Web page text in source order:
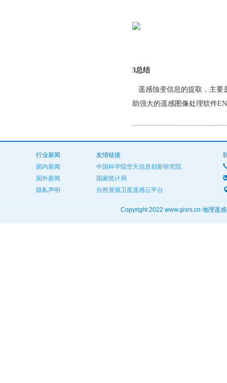
3总结
遥感蚀变信息的提取，主要
助强大的遥感图像处理软件
行业新闻
国内新闻
国外新闻
隐私声明
友情链接
中国科学院空天信息创新研究院
国家统计局
自然资源卫星遥感云平台
Copyright 2022 www.gisrs.cn 地理遥